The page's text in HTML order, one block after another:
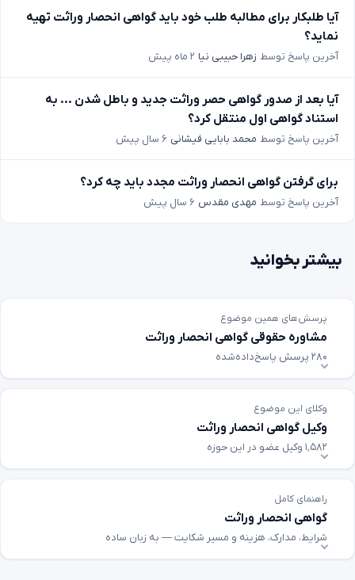
آیا طلبکار برای مطالبه طلب خود باید گواهی انحصار وراثت تهیه
نماید؟
آخرین پاسخ توسط زهرا حبیبی نیا ۲ ماه پیش
آیا بعد از صدور گواهی حصر وراثت جدید و باطل شدن ... به
استناد گواهی اول منتقل کرد؟
آخرین پاسخ توسط محمد بابایی فیشانی ۶ سال پیش
برای گرفتن گواهی انحصار وراثت مجدد باید چه کرد؟
آخرین پاسخ توسط مهدی مقدس ۶ سال پیش
بیشتر بخوانید
پرسش‌های همین موضوع
مشاوره حقوقی گواهی انحصار وراثت
۲۸۰ پرسش پاسخ‌داده‌شده
وکلای این موضوع
وکیل گواهی انحصار وراثت
۱٬۵۸۲ وکیل عضو در این حوزه
راهنمای کامل
گواهی انحصار وراثت
شرایط، مدارک، هزینه و مسیر شکایت — به زبان ساده